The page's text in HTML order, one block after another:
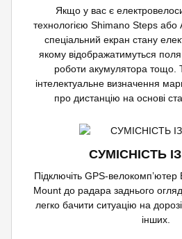
Якщо у вас є
технологією Shimano Steps або
спеціальний екран стану
якому відображатимуться
роботи акумулятора тощо.
інтелектуальне визначення
про дистанцію на основі
СУМІСНІСТЬ
Підключіть GPS-
Mount до радара заднього
легко бачити ситуацію на
інших.